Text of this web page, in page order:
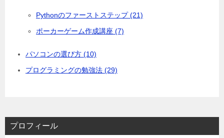
Pythonのファーストステップ (21)
ポーカーゲーム作成講座 (7)
パソコンの選び方 (10)
プログラミングの勉強法 (29)
プロフィール